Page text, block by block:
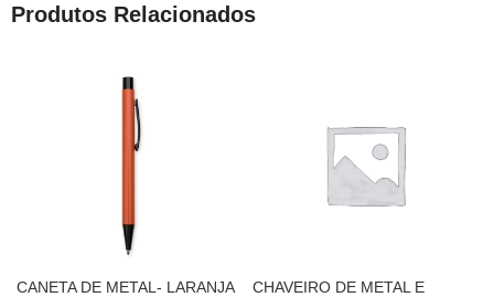
Produtos Relacionados
CANETA DE METAL- LARANJA
CHAVEIRO DE METAL E